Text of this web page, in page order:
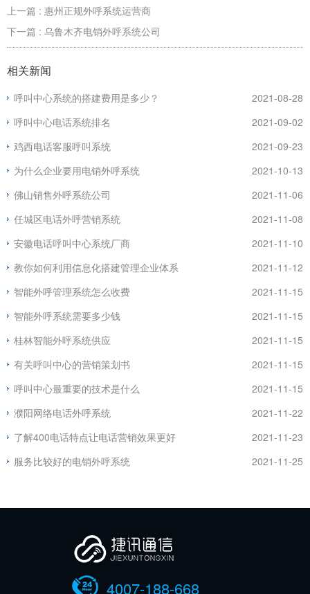
上一篇 : 惠州正规外呼系统运营商
下一篇 : 乌鲁木齐电销外呼系统公司
相关新闻
2021-08-28
呼叫中心系统的搭建费用是多少？
2021-09-02
呼叫中心电话系统排名
2021-09-23
鸡西电话客服呼叫系统
2021-10-13
为什么企业要用电销外呼系统
2021-11-06
佛山销售外呼系统公司
2021-11-08
任城区电话外呼营销系统
2021-11-10
安徽电话呼叫中心系统厂商
2021-11-12
教你如何利用信息化搭建管理企业体系
2021-11-15
智能外呼管理系统怎么收费
2021-11-15
智能外呼系统需要多少钱
2021-11-15
桂林智能外呼系统供应
2021-11-15
有关呼叫中心的营销策划书
2021-11-15
呼叫中心最重要的技术是什么
2021-11-22
濮阳网络电话外呼系统
2021-11-23
了解400电话特点让电话营销效果更好
2021-11-25
服务比较好的电销外呼系统
4007-188-668